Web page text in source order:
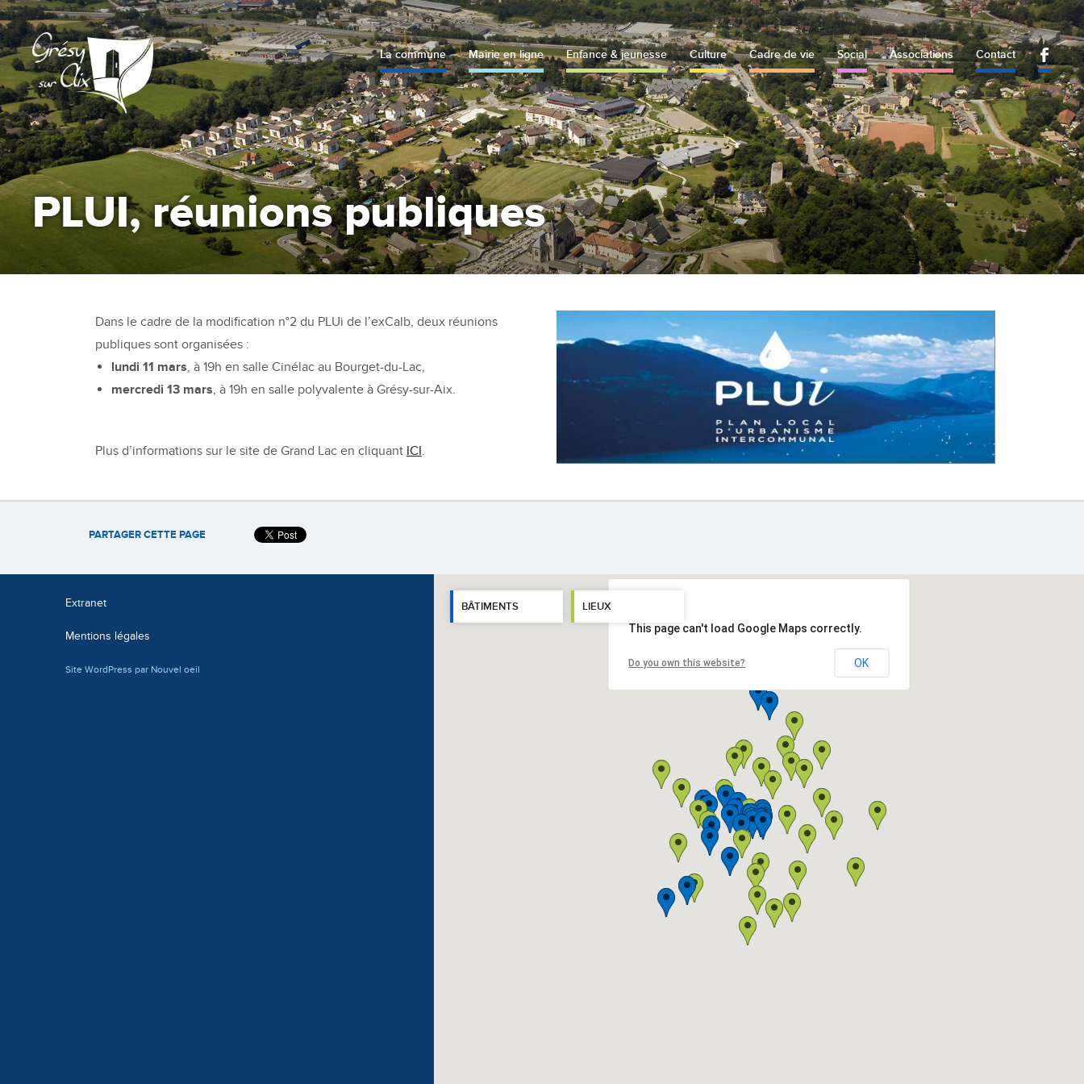
La commune Mairie en ligne Enfance & jeunesse Culture Cadre de vie Social Associations Contact
PLUI, réunions publiques
Dans le cadre de la modification n°2 du PLUi de l’exCalb, deux réunions
publiques sont organisées :
lundi 11 mars, à 19h en salle Cinélac au Bourget-du-Lac,
mercredi 13 mars, à 19h en salle polyvalente à Grésy-sur-Aix.
Plus d’informations sur le site de Grand Lac en cliquant ICI.
PARTAGER CETTE PAGE
Extranet
Mentions légales
Site WordPress par Nouvel oeil
BÂTIMENTS
LIEUX
This page can't load Google Maps correctly.
Do you own this website? OK